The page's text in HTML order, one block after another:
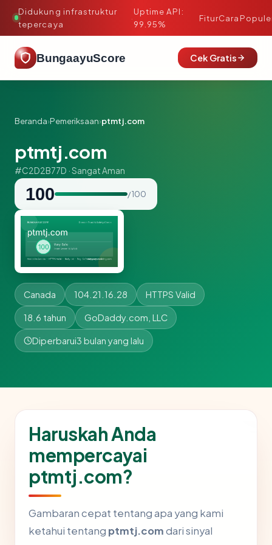
Didukung infrastruktur
tepercaya
·
Uptime API:
99.95%
FiturCara
BungaayuScore Cek Gratis
Beranda›Pemeriksaan›ptmtj.com
ptmtj.com
#C2D2B77D · Sangat Aman
100 / 100
Canada 104.21.16.28 HTTPS Valid
18.6 tahun GoDaddy.com, LLC
Diperbarui3 bulan yang lalu
Haruskah Anda
mempercayai
ptmtj.com?
Gambaran cepat tentang apa yang kami
ketahui tentang ptmtj.comdari sinyal